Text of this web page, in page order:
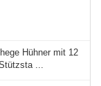
Hühner mit 12
...